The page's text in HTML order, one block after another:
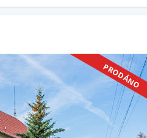
PRODÁNO